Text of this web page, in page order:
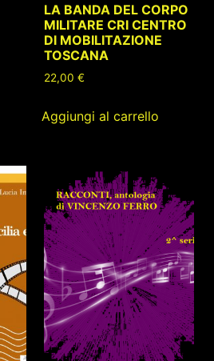
LA BANDA DEL CORPO
MILITARE CRI CENTRO
DI MOBILITAZIONE
TOSCANA
22,00€
Aggiungi al carrello